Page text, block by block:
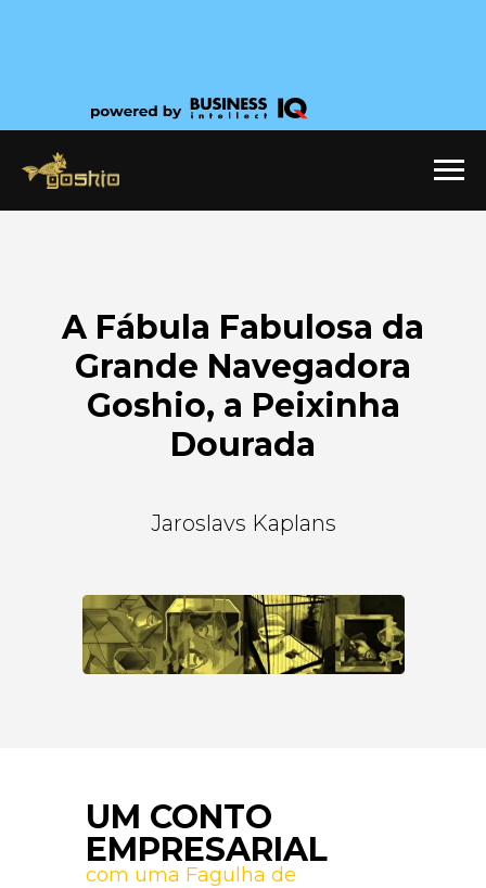
A Fábula Fabulosa da
Grande Navegadora
Goshio, a Peixinha
Dourada
Jaroslavs Kaplans
UM CONTO
EMPRESARIAL
com uma Fagulha de